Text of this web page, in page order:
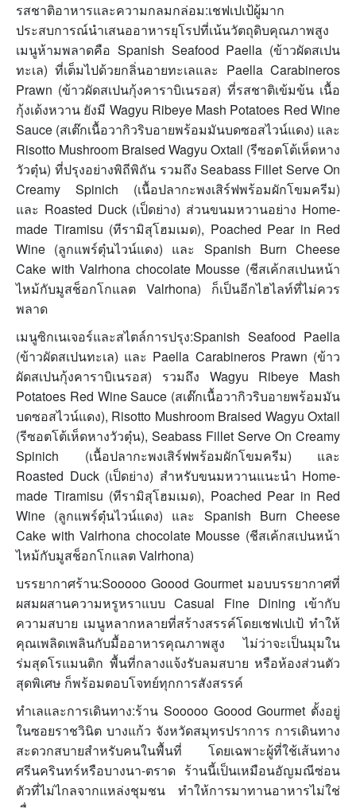
รสชาติอาหารและความกลมกล่อม:เชฟเปเป้ผู้มาก
ประสบการณ์นำเสนออาหารยุโรปที่เน้นวัตถุดิบคุณภาพสูง
เมนูห้ามพลาดคือ Spanish Seafood Paella (ข้าวผัดสเปน
ทะเล) ที่เต็มไปด้วยกลิ่นอายทะเลและ Paella Carabineros
Prawn (ข้าวผัดสเปนกุ้งคาราบิเนรอส) ที่รสชาติเข้มข้น เนื้อ
กุ้งเด้งหวาน ยังมี Wagyu Ribeye Mash Potatoes Red Wine
Sauce (สเต๊กเนื้อวากิวริบอายพร้อมมันบดซอสไวน์แดง) และ
Risotto Mushroom Braised Wagyu Oxtail (รีซอตโต้เห็ดหาง
วัวตุ๋น) ที่ปรุงอย่างพิถีพิถัน รวมถึง Seabass Fillet Serve On
Creamy Spinich (เนื้อปลากะพงเสิร์ฟพร้อมผักโขมครีม)
และ Roasted Duck (เป็ดย่าง) ส่วนขนมหวานอย่าง Home-
made Tiramisu (ทีรามิสุโฮมเมด), Poached Pear in Red
Wine (ลูกแพร์ตุ๋นไวน์แดง) และ Spanish Burn Cheese
Cake with Valrhona chocolate Mousse (ชีสเค้กสเปนหน้า
ไหม้กับมูสช็อกโกแลต Valrhona) ก็เป็นอีกไฮไลท์ที่ไม่ควร
พลาด
เมนูซิกเนเจอร์และสไตล์การปรุง:Spanish Seafood Paella
(ข้าวผัดสเปนทะเล) และ Paella Carabineros Prawn (ข้าว
ผัดสเปนกุ้งคาราบิเนรอส) รวมถึง Wagyu Ribeye Mash
Potatoes Red Wine Sauce (สเต๊กเนื้อวากิวริบอายพร้อมมัน
บดซอสไวน์แดง), Risotto Mushroom Braised Wagyu Oxtail
(รีซอตโต้เห็ดหางวัวตุ๋น), Seabass Fillet Serve On Creamy
Spinich (เนื้อปลากะพงเสิร์ฟพร้อมผักโขมครีม) และ
Roasted Duck (เป็ดย่าง) สำหรับขนมหวานแนะนำ Home-
made Tiramisu (ทีรามิสุโฮมเมด), Poached Pear in Red
Wine (ลูกแพร์ตุ๋นไวน์แดง) และ Spanish Burn Cheese
Cake with Valrhona chocolate Mousse (ชีสเค้กสเปนหน้า
ไหม้กับมูสช็อกโกแลต Valrhona)
บรรยากาศร้าน:Sooooo Goood Gourmet มอบบรรยากาศที่
ผสมผสานความหรูหราแบบ Casual Fine Dining เข้ากับ
ความสบาย เมนูหลากหลายที่สร้างสรรค์โดยเชฟเปเป้ ทำให้
คุณเพลิดเพลินกับมื้ออาหารคุณภาพสูง ไม่ว่าจะเป็นมุมใน
ร่มสุดโรแมนติก พื้นที่กลางแจ้งรับลมสบาย หรือห้องส่วนตัว
สุดพิเศษ ก็พร้อมตอบโจทย์ทุกการสังสรรค์
ทำเลและการเดินทาง:ร้าน Sooooo Goood Gourmet ตั้งอยู่
ในซอยราชวินิต บางแก้ว จังหวัดสมุทรปราการ การเดินทาง
สะดวกสบายสำหรับคนในพื้นที่ โดยเฉพาะผู้ที่ใช้เส้นทาง
ศรีนครินทร์หรือบางนา-ตราด ร้านนี้เป็นเหมือนอัญมณีซ่อน
ตัวที่ไม่ไกลจากแหล่งชุมชน ทำให้การมาทานอาหารไม่ใช่